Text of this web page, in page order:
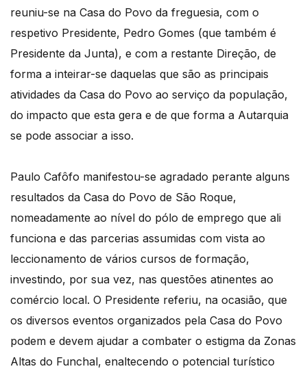
reuniu-se na Casa do Povo da freguesia, com o
respetivo Presidente, Pedro Gomes (que também é
Presidente da Junta), e com a restante Direção, de
forma a inteirar-se daquelas que são as principais
atividades da Casa do Povo ao serviço da população,
do impacto que esta gera e de que forma a Autarquia
se pode associar a isso.
Paulo Cafôfo manifestou-se agradado perante alguns
resultados da Casa do Povo de São Roque,
nomeadamente ao nível do pólo de emprego que ali
funciona e das parcerias assumidas com vista ao
leccionamento de vários cursos de formação,
investindo, por sua vez, nas questões atinentes ao
comércio local. O Presidente referiu, na ocasião, que
os diversos eventos organizados pela Casa do Povo
podem e devem ajudar a combater o estigma da Zonas
Altas do Funchal, enaltecendo o potencial turístico